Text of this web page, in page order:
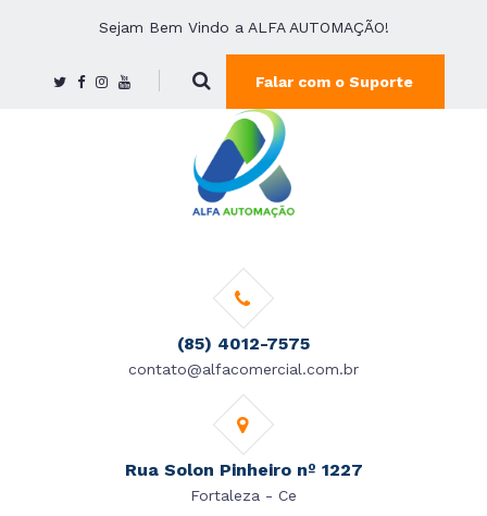
Sejam Bem Vindo a ALFA AUTOMAÇÃO!
Falar com o Suporte
(85) 4012-7575
contato@alfacomercial.com.br
Rua Solon Pinheiro nº 1227
Fortaleza - Ce